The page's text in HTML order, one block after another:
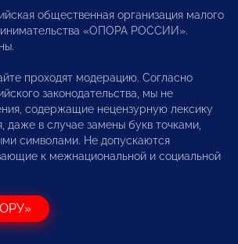
общественная организация малого
«ОПОРА РОССИИ».
проходят модерацию. Согласно
законодательства, мы не
содержащие нецензурную лексику
даже в случае замены букв точками,
символами. Не допускаются
к межнациональной и социальной